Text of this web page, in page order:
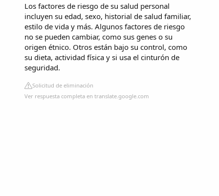
Los factores de riesgo de su salud personal
incluyen su edad, sexo, historial de salud familiar,
estilo de vida y más. Algunos factores de riesgo
no se pueden cambiar, como sus genes o su
origen étnico. Otros están bajo su control, como
su dieta, actividad física y si usa el cinturón de
seguridad.
Solicitud de eliminación
Ver respuesta completa en translate.google.com